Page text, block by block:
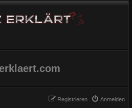
Anmelden
Registrieren